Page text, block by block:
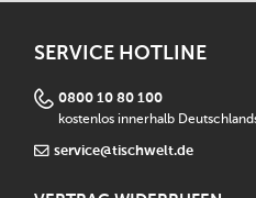
SERVICE HOTLINE
0800 10 80 100
kostenlos innerhalb
service@tischwelt.de